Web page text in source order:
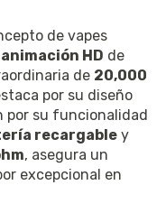
de vapes
HD de
de 20,000
por su diseño
por su funcionalidad
recargable y
, asegura un
excepcional en